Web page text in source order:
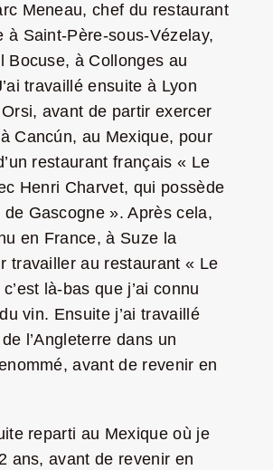
Meneau, chef du restaurant
à Saint-Père-sous-Vézelay,
Bocuse, à Collonges au
travaillé ensuite à Lyon
avant de partir exercer
Cancún, au Mexique, pour
restaurant français « Le
Henri Charvet, qui possède
Gascogne ». Après cela,
en France, à Suze la
travailler au restaurant « Le
là-bas que j’ai connu
vin. Ensuite j’ai travaillé
l’Angleterre dans un
avant de revenir en
reparti au Mexique où je
ans, avant de revenir en